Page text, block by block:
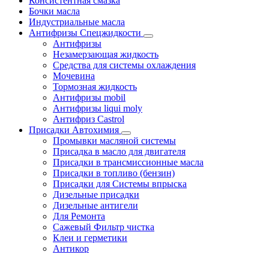
Бочки масла
Индустриальные масла
Антифризы Спецжидкости
Антифризы
Незамерзающая жидкость
Средства для системы охлаждения
Мочевина
Тормозная жидкость
Антифризы mobil
Антифризы liqui moly
Антифриз Castrol
Присадки Автохимия
Промывки масляной системы
Присадка в масло для двигателя
Присадки в трансмиссионные масла
Присадки в топливо (бензин)
Присадки для Системы впрыска
Дизельные присадки
Дизельные антигели
Для Ремонта
Сажевый Фильтр чистка
Клеи и герметики
Антикор